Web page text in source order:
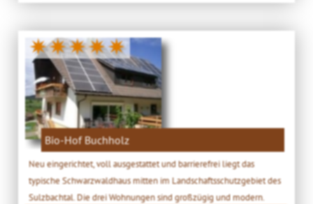
✷✷✷✷✷
Bio-Hof Buchholz
Neu eingerichtet, voll ausgestattet und barrierefrei liegt das
typische Schwarzwaldhaus mitten im Landschaftsschutzgebiet des
Sulzbachtal. Die drei Wohnungen sind großzügig und modern.